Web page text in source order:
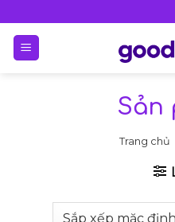
Sản
Trang chủ